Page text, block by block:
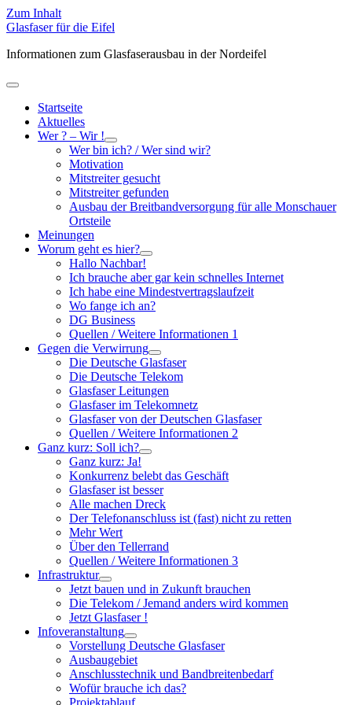
Zum Inhalt
Glasfaser für die Eifel
Informationen zum Glasfaserausbau in der Nordeifel
Hauptmenü
öffnenStartseite
Aktuelles
Wer ? – Wir !
Untermenü
öffnen
Wer bin ich? / Wer sind wir?
Motivation
Mitstreiter gesucht
Mitstreiter gefunden
Ausbau der Breitbandversorgung für alle Monschauer
Ortsteile
Meinungen
Worum geht es hier?
Untermenü
öffnen
Hallo Nachbar!
Ich brauche aber gar kein schnelles Internet
Ich habe eine Mindestvertragslaufzeit
Wo fange ich an?
DG Business
Quellen / Weitere Informationen 1
Gegen die Verwirrung
Untermenü
öffnen
Die Deutsche Glasfaser
Die Deutsche Telekom
Glasfaser Leitungen
Glasfaser im Telekomnetz
Glasfaser von der Deutschen Glasfaser
Quellen / Weitere Informationen 2
Ganz kurz: Soll ich?
Untermenü
öffnen
Ganz kurz: Ja!
Konkurrenz belebt das Geschäft
Glasfaser ist besser
Alle machen Dreck
Der Telefonanschluss ist (fast) nicht zu retten
Mehr Wert
Über den Tellerrand
Quellen / Weitere Informationen 3
Infrastruktur
Untermenü
öffnen
Jetzt bauen und in Zukunft brauchen
Die Telekom / Jemand anders wird kommen
Jetzt Glasfaser !
Infoveranstaltung
Untermenü
öffnen
Vorstellung Deutsche Glasfaser
Ausbaugebiet
Anschlusstechnik und Bandbreitenbedarf
Wofür brauche ich das?
Projektablauf